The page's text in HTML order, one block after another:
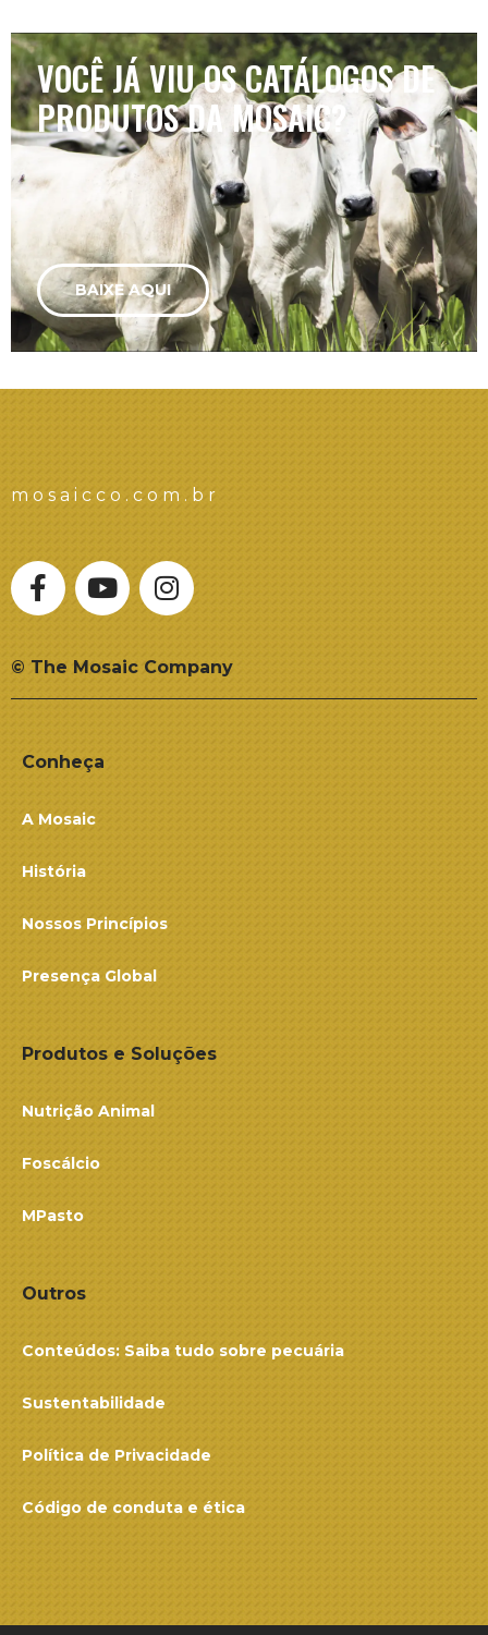
VOCÊ JÁ VIU OS CATÁLOGOS DE
PRODUTOS DA MOSAIC?
BAIXE AQUI
mosaicco.com.br
© The Mosaic Company
Conheça
A Mosaic
História
Nossos Princípios
Presença Global
Produtos e Soluções
Nutrição Animal
Foscálcio
MPasto
Outros
Conteúdos: Saiba tudo sobre pecuária
Sustentabilidade
Política de Privacidade
Código de conduta e ética